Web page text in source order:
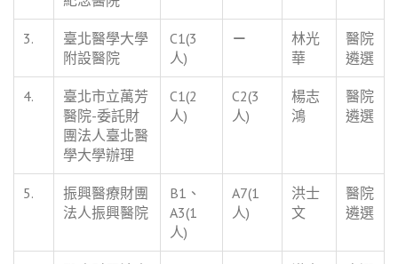
3.
臺北醫學大學
附設醫院
C1(3
人)
－
林光
華
醫院
遴選
4.
臺北市立萬芳
醫院-委託財
團法人臺北醫
學大學辦理
C1(2
人)
C2(3
人)
楊志
鴻
醫院
遴選
5.
振興醫療財團
法人振興醫院
B1、
A3(1
人)
A7(1
人)
洪士
文
醫院
遴選